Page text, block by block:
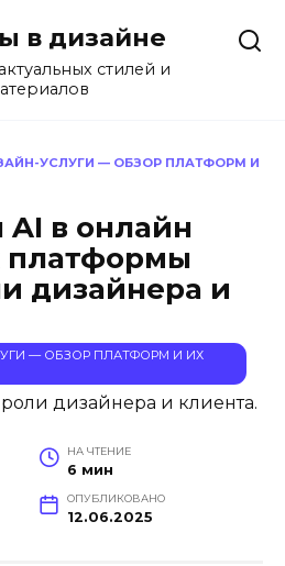
в дизайне
стилей и
УСЛУГИ — ОБЗОР ПЛАТФОРМ И
AI в онлайн
платформы
дизайнера и
— ОБЗОР ПЛАТФОРМ И ИХ
НА ЧТЕНИЕ
6 мин
ОПУБЛИКОВАНО
12.06.2025